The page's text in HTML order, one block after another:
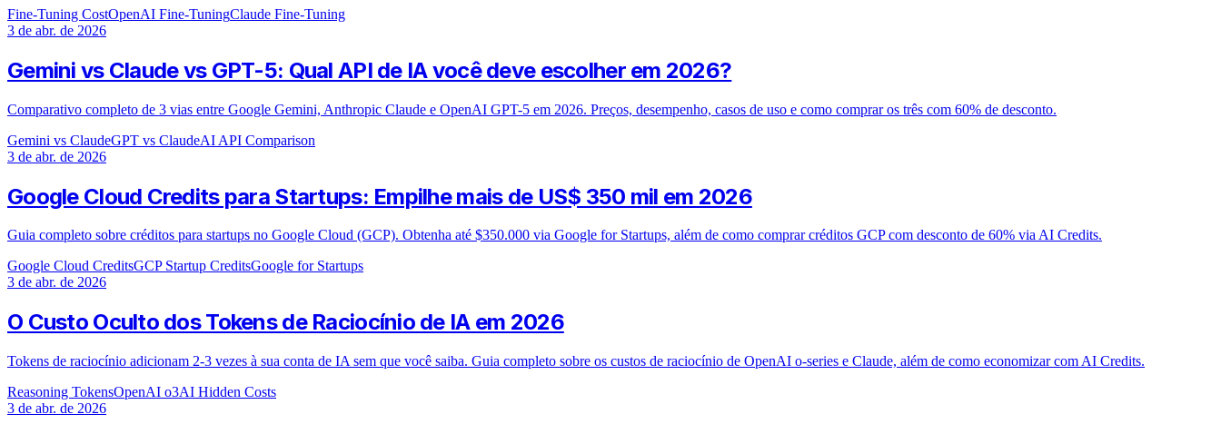
Fine-Tuning CostOpenAI Fine-TuningClaude Fine-Tuning
3 de abr. de 2026
Gemini vs Claude vs GPT-5: Qual API de IA você deve escolher em 2026?
Comparativo completo de 3 vias entre Google Gemini, Anthropic Claude e OpenAI GPT-5 em 2026. Preços, desempenho, casos de uso e como comprar os três com 60% de desconto.
Gemini vs ClaudeGPT vs ClaudeAI API Comparison
3 de abr. de 2026
Google Cloud Credits para Startups: Empilhe mais de US$ 350 mil em 2026
Guia completo sobre créditos para startups no Google Cloud (GCP). Obtenha até $350.000 via Google for Startups, além de como comprar créditos GCP com desconto de 60% via AI Credits.
Google Cloud CreditsGCP Startup CreditsGoogle for Startups
3 de abr. de 2026
O Custo Oculto dos Tokens de Raciocínio de IA em 2026
Tokens de raciocínio adicionam 2-3 vezes à sua conta de IA sem que você saiba. Guia completo sobre os custos de raciocínio de OpenAI o-series e Claude, além de como economizar com AI Credits.
Reasoning TokensOpenAI o3AI Hidden Costs
3 de abr. de 2026